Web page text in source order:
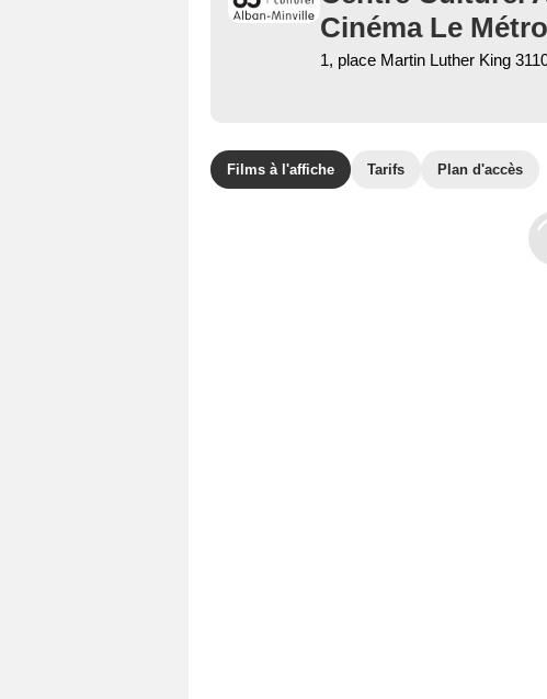
Cinéma Le Métro
1, place Martin Luther King
Films à l'affiche Tarifs Plan d'accès